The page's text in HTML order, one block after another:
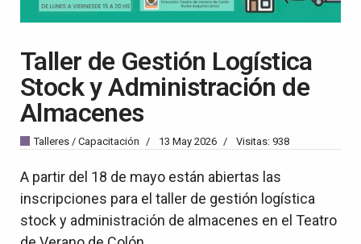
Taller de Gestión Logística
Stock y Administración de
Almacenes
Talleres / Capacitación 13 May 2026 Visitas: 938
A partir del 18 de mayo están abiertas las
inscripciones para el taller de gestión logística
stock y administración de almacenes en el Teatro